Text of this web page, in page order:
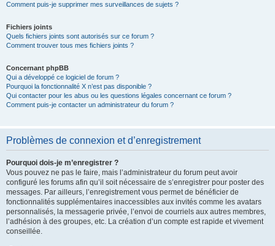
Comment puis-je supprimer mes surveillances de sujets ?
Fichiers joints
Quels fichiers joints sont autorisés sur ce forum ?
Comment trouver tous mes fichiers joints ?
Concernant phpBB
Qui a développé ce logiciel de forum ?
Pourquoi la fonctionnalité X n’est pas disponible ?
Qui contacter pour les abus ou les questions légales concernant ce forum ?
Comment puis-je contacter un administrateur du forum ?
Problèmes de connexion et d’enregistrement
Pourquoi dois-je m’enregistrer ?
Vous pouvez ne pas le faire, mais l’administrateur du forum peut avoir
configuré les forums afin qu’il soit nécessaire de s’enregistrer pour poster des
messages. Par ailleurs, l’enregistrement vous permet de bénéficier de
fonctionnalités supplémentaires inaccessibles aux invités comme les avatars
personnalisés, la messagerie privée, l’envoi de courriels aux autres membres,
l’adhésion à des groupes, etc. La création d’un compte est rapide et vivement
conseillée.